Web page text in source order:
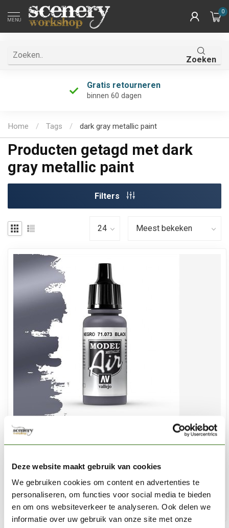
Deze website maakt gebruik van cookies
We gebruiken cookies om content en advertenties te
personaliseren, om functies voor social media te bieden
en om ons websiteverkeer te analyseren. Ook delen we
informatie over uw gebruik van onze site met onze
MENU
0
Zoeken
Gratis retourneren
binnen 60 dagen
Home / Tags / dark gray metallic paint
Producten getagd met dark
gray metallic paint
Filters
VALLEJO
Model Air Black Metallic - 17ml - 71073
€3,06
Op voorraad